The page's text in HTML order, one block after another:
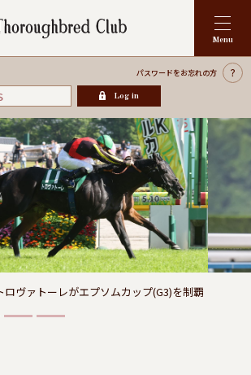
Log in
パスワードをお忘れの方
ロヴァトーレがエプソムカップ(G3)を制覇